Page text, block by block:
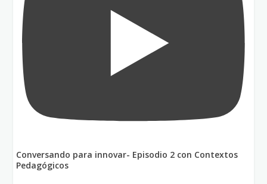
Conversando para innovar- Episodio 2 con Contextos
Pedagógicos